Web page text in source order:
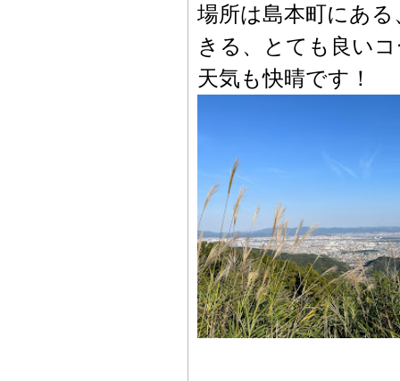
場所は島本町にあ
きる、とても良い
天気も快晴です！